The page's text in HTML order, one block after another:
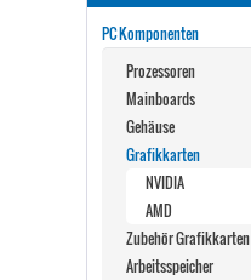
PC Komponenten
Prozessoren
Mainboards
Gehäuse
Grafikkarten
NVIDIA
AMD
Zubehör Grafikkarten
Arbeitsspeicher